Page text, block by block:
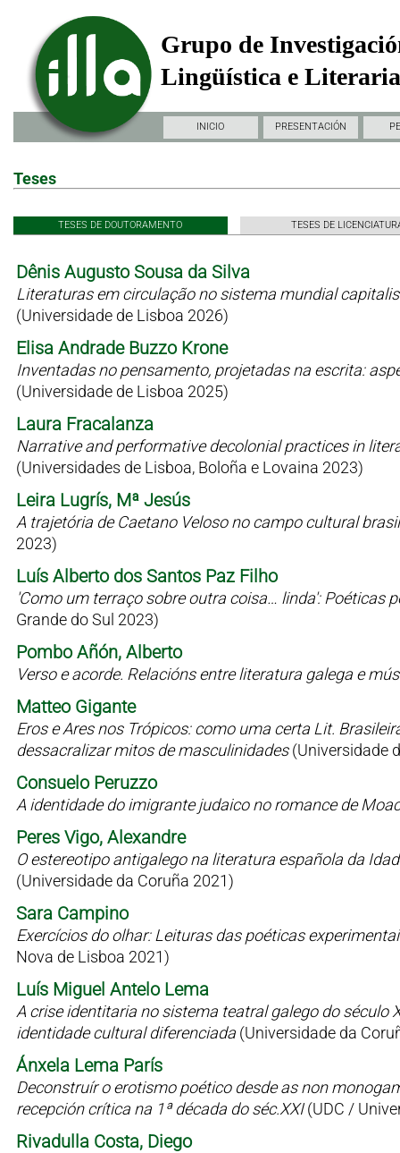
Grupo de
Lingüística e
INICIO PRESENTACIÓN
Teses
TESES DE DOUTORAMENTO TESES DE
Dênis Augusto Sousa da Silva
Literaturas em circulação no sistema mundial
(Universidade de Lisboa 2026)
Elisa Andrade Buzzo Krone
Inventadas no pensamento, projetadas na escrita:
(Universidade de Lisboa 2025)
Laura Fracalanza
Narrative and performative decolonial practices in
(Universidades de Lisboa, Boloña e Lovaina 2023)
Leira Lugrís, Mª Jesús
A trajetória de Caetano Veloso no campo cultural
2023)
Luís Alberto dos Santos Paz Filho
'Como um terraço sobre outra coisa… linda': Poéticas
Grande do Sul 2023)
Pombo Añón, Alberto
Verso e acorde. Relacións entre literatura galega e
Matteo Gigante
Eros e Ares nos Trópicos: como uma certa Lit.
dessacralizar mitos de masculinidades(Universidade
Consuelo Peruzzo
A identidade do imigrante judaico no romance de
Peres Vigo, Alexandre
O estereotipo antigalego na literatura española da
(Universidade da Coruña 2021)
Sara Campino
Exercícios do olhar: Leituras das poéticas
Nova de Lisboa 2021)
Luís Miguel Antelo Lema
A crise identitaria no sistema teatral galego do século
identidade cultural diferenciada (Universidade da
Ánxela Lema París
Deconstruír o erotismo poético desde as non
recepción crítica na 1ª década do séc.XXI(UDC /
Rivadulla Costa, Diego